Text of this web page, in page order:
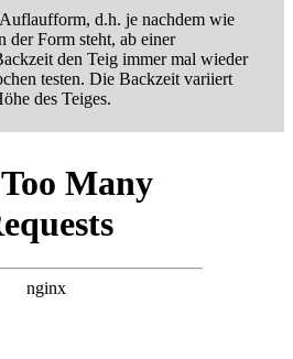
d.h. je nachdem wie
der Form steht, ab einer
den Teig immer mal wieder
testen. Die Backzeit variiert
des Teiges.